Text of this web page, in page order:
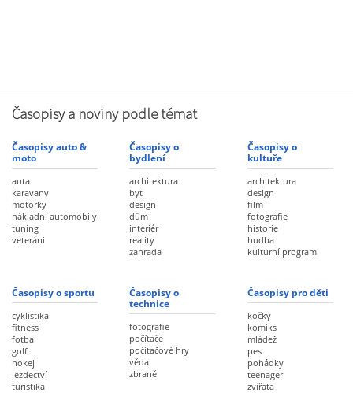
Časopisy a noviny podle témat
Časopisy auto &
moto
auta
karavany
motorky
nákladní automobily
tuning
veteráni
Časopisy o
bydlení
architektura
byt
design
dům
interiér
reality
zahrada
Časopisy o
kultuře
architektura
design
film
fotografie
historie
hudba
kulturní program
Časopisy o sportu
cyklistika
fitness
fotbal
golf
hokej
jezdectví
turistika
Časopisy o
technice
fotografie
počítače
počítačové hry
věda
zbraně
Časopisy pro děti
kočky
komiks
mládež
pes
pohádky
teenager
zvířata